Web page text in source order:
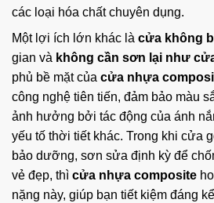
các loại hóa chất chuyên dụng.
Một lợi ích lớn khác là cửa không
gian và không cần sơn lại như
phủ bề mặt của cửa nhựa
công nghệ tiên tiến, đảm bảo màu
ảnh hưởng bởi tác động của ánh
yếu tố thời tiết khác. Trong khi cửa
bảo dưỡng, sơn sửa định kỳ để
vẻ đẹp, thì cửa nhựa composite
nặng này, giúp bạn tiết kiệm đáng